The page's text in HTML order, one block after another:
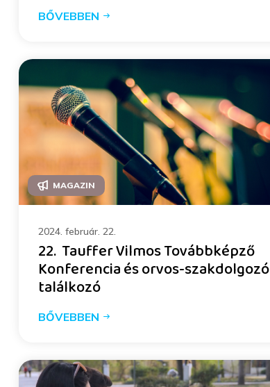
BŐVEBBEN
MAGAZIN
2024. február. 22.
22. Tauffer Vilmos Továbbképző
Konferencia és orvos-szakdolgozó
találkozó
BŐVEBBEN